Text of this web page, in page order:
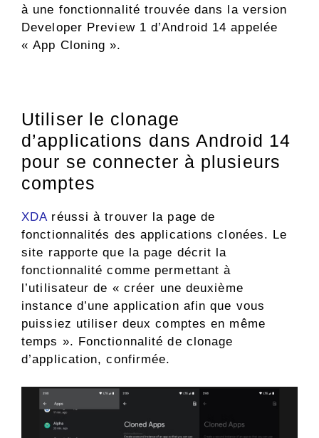
à une fonctionnalité trouvée dans la version
Developer Preview 1 d’Android 14 appelée
« App Cloning ».
Utiliser le clonage
d’applications dans Android 14
pour se connecter à plusieurs
comptes
XDAréussi à trouver la page de
fonctionnalités des applications clonées. Le
site rapporte que la page décrit la
fonctionnalité comme permettant à
l’utilisateur de « créer une deuxième
instance d’une application afin que vous
puissiez utiliser deux comptes en même
temps ». Fonctionnalité de clonage
d’application, confirmée.